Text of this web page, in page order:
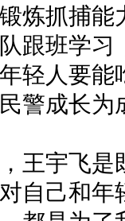
炼抓捕
跟班学
轻人要
警成长
宇飞是
自己和